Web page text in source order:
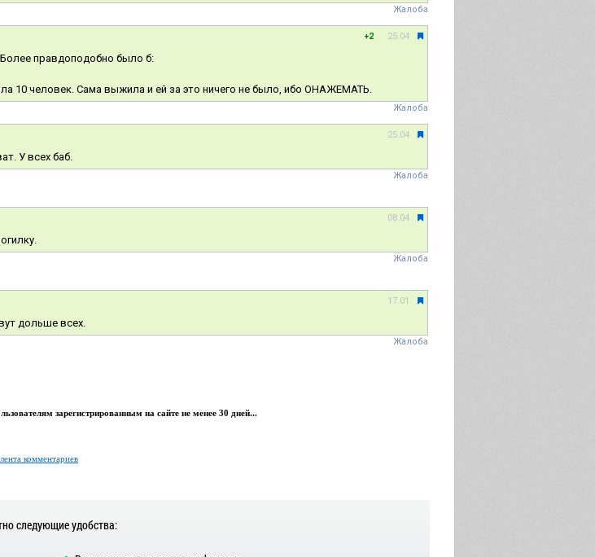
Жалоба
25.04
+2
правдоподобно было б:
10 человек. Сама выжила и ей за это ничего не было, ибо ОНАЖЕМАТЬ.
Жалоба
25.04
У всех баб.
Жалоба
08.04
Жалоба
17.01
дольше всех.
Жалоба
зарегистрированным на сайте не менее 30 дней...
комментариев
следующие удобства: